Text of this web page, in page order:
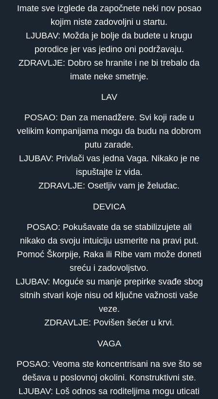
Imate sve izglede da započnete neki nov posao
kojim niste zadovoljni u startu.
LJUBAV: Možda je bolje da budete u krugu
porodice jer vas jedino oni podržavaju.
ZDRAVLJE: Dobro se hranite i ne bi trebalo da
imate neke smetnje.
LAV
POSAO: Dan za menadžere. Svi koji rade u
velikim kompanijama mogu da budu na dobrom
putu zarade.
LJUBAV: Privlači vas jedna Vaga. Nikako je ne
ispuštajte iz vida.
ZDRAVLJE: Osetljiv vam je želudac.
DEVICA
POSAO: Pokušavate da se stabilizujete ali
nikako da svoju intuiciju usmerite na pravi put.
Pomoć Škorpije, Raka ili Ribe vam može doneti
sreću i zadovoljstvo.
LJUBAV: Moguće su manje prepirke svađe sbog
sitnih stvari koje nisu od ključne važnosti vaše
veze.
ZDRAVLJE: Povišen šećer u krvi.
VAGA
POSAO: Veoma ste koncentrisani na sve što se
dešava u poslovnoj okolini. Konstruktivni ste.
LJUBAV: Loš odnos sa roditeljima mogu uticati